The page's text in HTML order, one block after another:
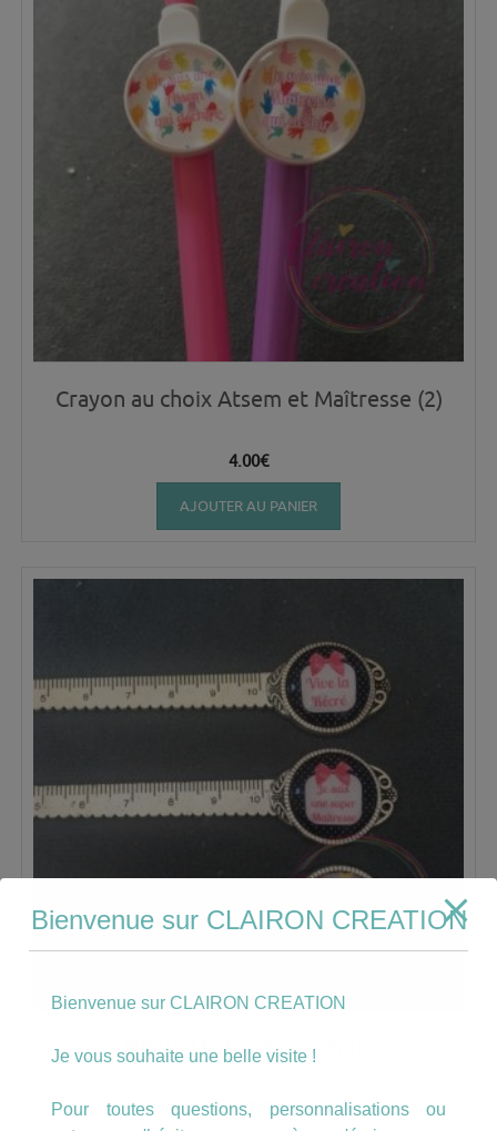
Crayon au choix Atsem et Maîtresse (2)
4.00€
AJOUTER AU PANIER
Règle Maîtresse au choix
8.00
Bienvenue sur CLAIRON CREATION
Bienvenue sur CLAIRON CREATION
Je vous souhaite une belle visite !
Pour toutes questions, personnalisations ou